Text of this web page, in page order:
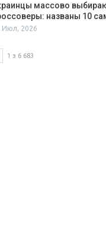
массово
названы 10
Июл, 2026
1 з 6 683